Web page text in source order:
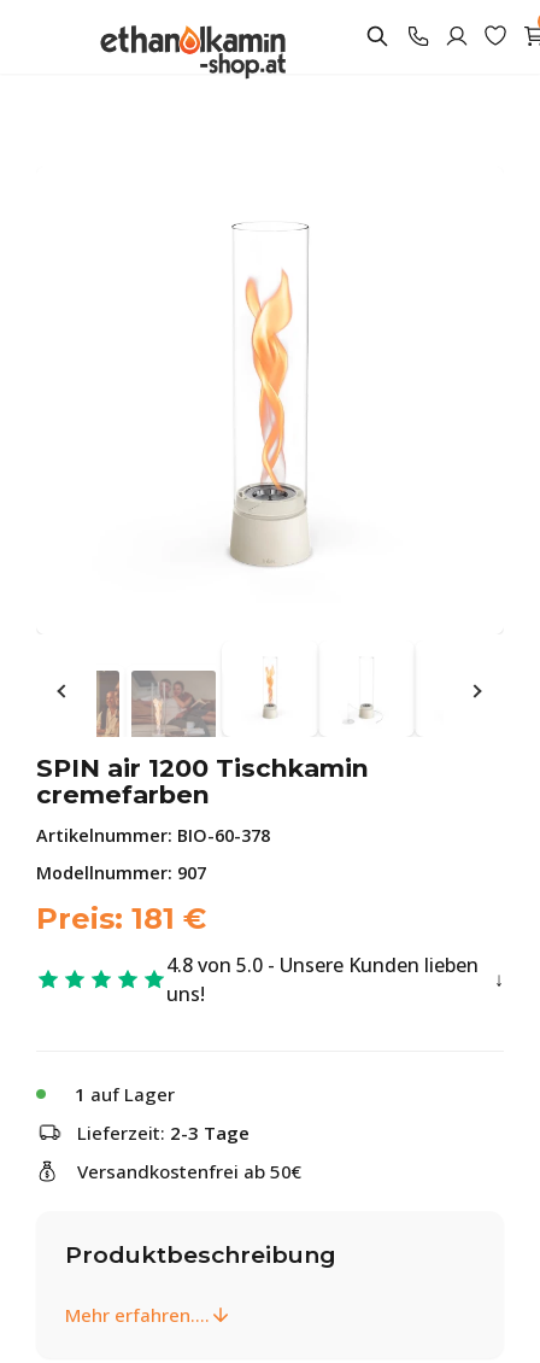
SPIN air 1200 Tischkamin
cremefarben
Artikelnummer: BIO-60-378
Modellnummer: 907
Preis: 181 €
4.8 von 5.0 - Unsere Kunden lieben
uns!
1 auf Lager
Lieferzeit: 2-3 Tage
Versandkostenfrei ab 50€
Produktbeschreibung
Mehr erfahren....